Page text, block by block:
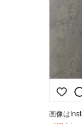
画像は